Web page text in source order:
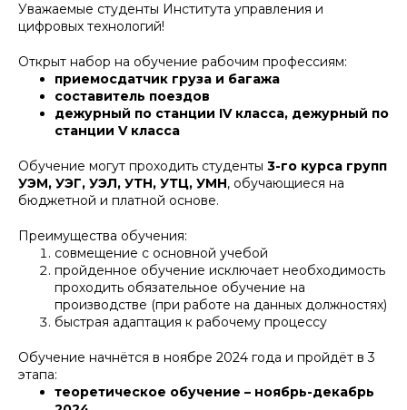
Уважаемые студенты Института управления и
цифровых технологий!
Открыт набор на обучение рабочим профессиям:
приемосдатчик груза и багажа
составитель поездов
дежурный по станции IV класса, дежурный по
станции V класса
Обучение могут проходить студенты 3-го курса групп
УЭМ, УЭГ, УЭЛ, УТН, УТЦ, УМН, обучающиеся на
бюджетной и платной основе.
Преимущества обучения:
совмещение с основной учебой
пройденное обучение исключает необходимость
проходить обязательное обучение на
производстве (при работе на данных должностях)
быстрая адаптация к рабочему процессу
Обучение начнётся в ноябре 2024 года и пройдёт в 3
этапа:
теоретическое обучение – ноябрь-декабрь